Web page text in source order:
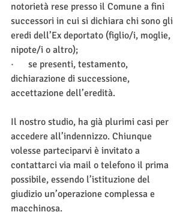
notorietà rese presso il Comune a fini
successori in cui si dichiara chi sono gli
eredi dell’Ex deportato (figlio/i, moglie,
nipote/i o altro);
·      se presenti, testamento,
dichiarazione di successione,
accettazione dell’eredità.
Il nostro studio, ha già plurimi casi per
accedere all’indennizzo. Chiunque
volesse parteciparvi è invitato a
contattarci via mail o telefono il prima
possibile, essendo l’istituzione del
giudizio un’operazione complessa e
macchinosa.